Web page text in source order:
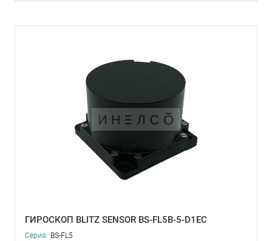
ГИРОСКОП BLITZ SENSOR BS-FL5B-5-D1EC
Серия: BS-FL5